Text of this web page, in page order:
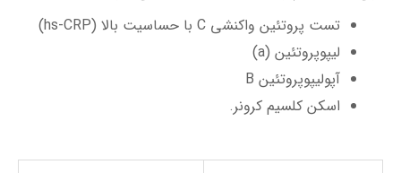
تست پروتئین واکنشی C با حساسیت بالا (hs-CRP)
لیپوپروتئین (a)
آپولیپوپروتئین B
اسکن کلسیم کرونر.